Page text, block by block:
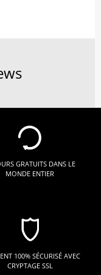
GRATUITS DANS LE
MONDE ENTIER
100% SÉCURISÉ AVEC
CRYPTAGE SSL